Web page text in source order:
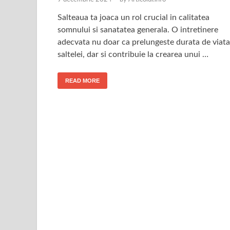
Salteaua ta joaca un rol crucial in calitatea
somnului si sanatatea generala. O intretinere
adecvata nu doar ca prelungeste durata de
saltelei, dar si contribuie la crearea unui …
READ MORE